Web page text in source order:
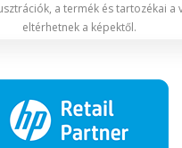
a termék és tartozékai a
eltérhetnek a képektől.